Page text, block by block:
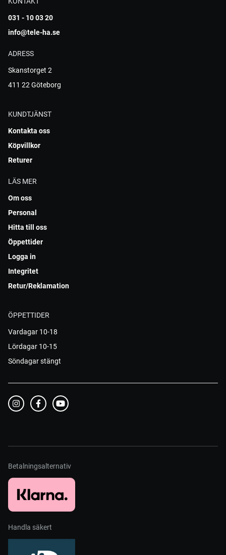
031 - 10 03 20
info@tele-ha.se
ADRESS
Skanstorget 2
411 22 Göteborg
KUNDTJÄNST
Kontakta oss
Köpvillkor
Returer
LÄS MER
Om oss
Personal
Hitta till oss
Öppettider
Logga in
Integritet
Retur/Reklamation
ÖPPETTIDER
Vardagar 10-18
Lördagar 10-15
Söndagar stängt
Betalningsalternativ
Handla säkert